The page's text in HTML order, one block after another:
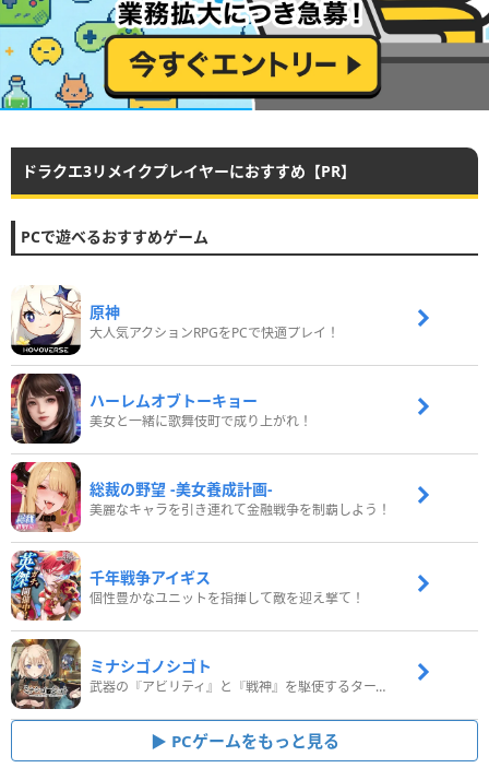
ドラクエ3リメイクプレイヤーにおすすめ【PR】
PCで遊べるおすすめゲーム
原神
大人気アクションRPGをPCで快適プレイ！
ハーレムオブトーキョー
美女と一緒に歌舞伎町で成り上がれ！
総裁の野望 -美女養成計画-
美麗なキャラを引き連れて金融戦争を制覇しよう！
千年戦争アイギス
個性豊かなユニットを指揮して敵を迎え撃て！
ミナシゴノシゴト
武器の『アビリティ』と『戦神』を駆使するターン制コマンドバトルRPG！
PCゲームをもっと見る